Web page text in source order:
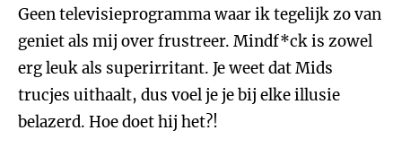
Geen televisieprogramma waar ik tegelijk zo van
geniet als mij over frustreer. Mindf*ck is zowel
erg leuk als superirritant. Je weet dat Mids
trucjes uithaalt, dus voel je je bij elke illusie
belazerd. Hoe doet hij het?!